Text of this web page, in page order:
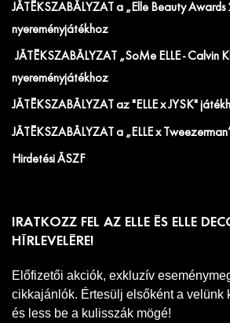
JÁTÉKSZABÁLYZAT a „Elle Beauty
nyereményjátékhoz
JÁTÉKSZABÁLYZAT „SoMe ELLE - Calvin
nyereményjátékhoz
JÁTÉKSZABÁLYZAT az "ELLE x JYSK"
JÁTÉKSZABÁLYZAT a „ELLE x
Hirdetési ÁSZF
IRATKOZZ FEL AZ ELLE ÉS ELLE
HÍRLEVELÉRE!
Előfizetői akciók, exkluzív
cikkajánlók. Értesülj elsőként a velünk
és less be a kulisszák mögé!